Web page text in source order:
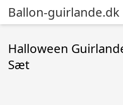
Ballon-guirlande.dk
Halloween
Sæt